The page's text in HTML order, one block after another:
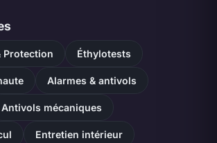
Protection Éthylotests
Alarmes & antivols
Antivols mécaniques
Entretien intérieur